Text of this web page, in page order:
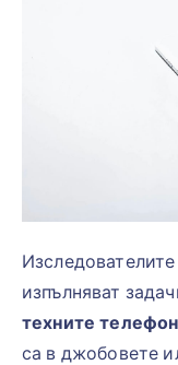
изпълняват
техните
са в джобовете